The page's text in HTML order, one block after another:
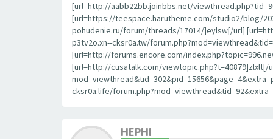
[url=http://aabb22bb.joinbbs.net/
[url=https://teespace.harutheme.com/studio2/blog/
pohudenie.ru/forum/threads/17014/]eylsw[/url]
p3tv2o.xn--cksr0a.tw/
[url=http://forums.encore.com/
[url=http://cusatalk.com/
cksr0a.life/
HEPHI